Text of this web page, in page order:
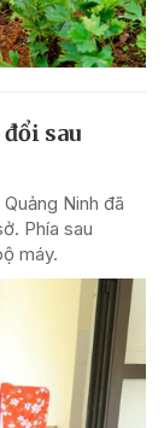
sau
Ninh đã
Phía sau
máy.